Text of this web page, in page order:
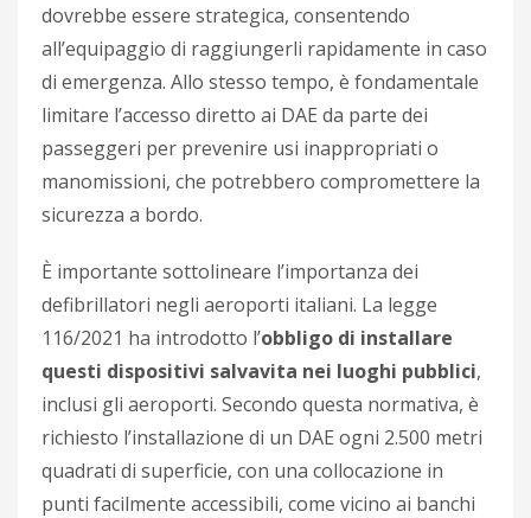
dovrebbe essere strategica, consentendo
all’equipaggio di raggiungerli rapidamente in caso
di emergenza. Allo stesso tempo, è fondamentale
limitare l’accesso diretto ai DAE da parte dei
passeggeri per prevenire usi inappropriati o
manomissioni, che potrebbero compromettere la
sicurezza a bordo.
È importante sottolineare l’importanza dei
defibrillatori negli aeroporti italiani. La legge
116/2021 ha introdotto l’obbligo di installare
questi dispositivi salvavita nei luoghi pubblici,
inclusi gli aeroporti. Secondo questa normativa, è
richiesto l’installazione di un DAE ogni 2.500 metri
quadrati di superficie, con una collocazione in
punti facilmente accessibili, come vicino ai banchi